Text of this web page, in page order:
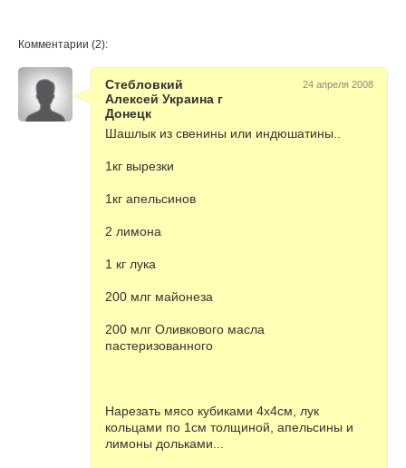
Комментарии (2):
Стебловкий
Алексей Украина г
Донецк
24 апреля 2008
Шашлык из свенины или индюшатины..
1кг вырезки
1кг апельсинов
2 лимона
1 кг лука
200 млг майонеза
200 млг Оливкового масла
пастеризованного
Нарезать мясо кубиками 4х4см, лук
кольцами по 1см толщиной, апельсины и
лимоны дольками...